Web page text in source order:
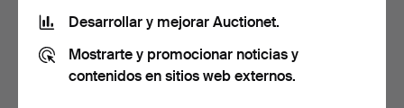
Suscribir búsqueda
También puedes buscar ennuestro archivo de
subastas concluidas.
Desarrollar y mejorar Auctionet.
Mostrarte y promocionar noticias y
contenidos en sitios web externos.